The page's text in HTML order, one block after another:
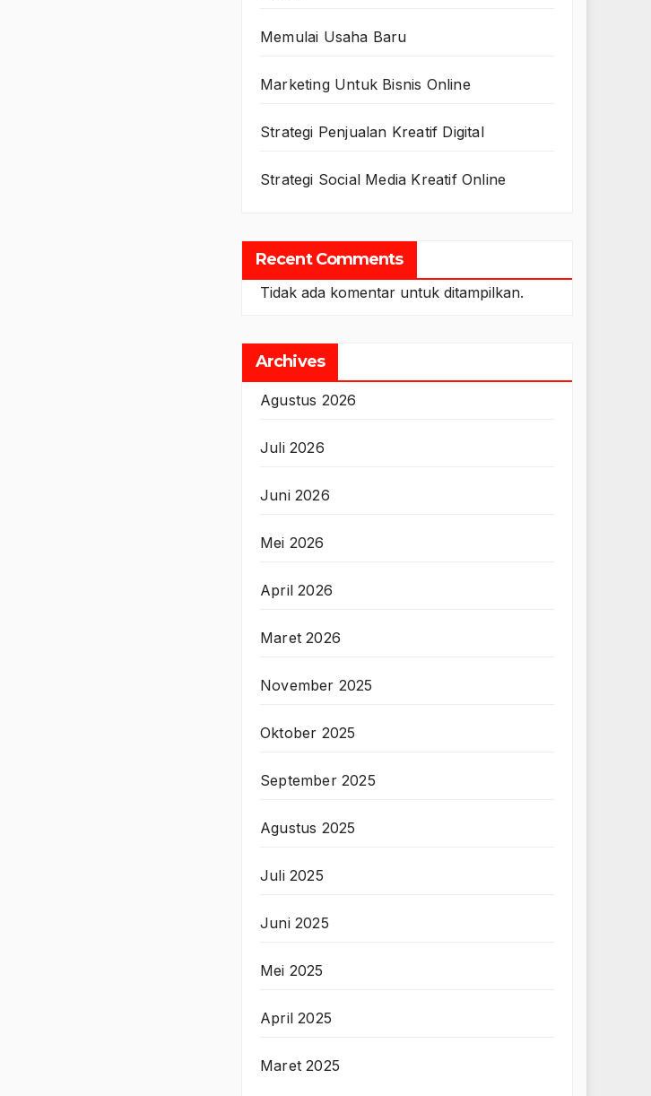
Memulai Usaha Baru
Marketing Untuk Bisnis Online
Strategi Penjualan Kreatif Digital
Strategi Social Media Kreatif Online
Recent Comments
Tidak ada komentar untuk ditampilkan.
Archives
Agustus 2026
Juli 2026
Juni 2026
Mei 2026
April 2026
Maret 2026
November 2025
Oktober 2025
September 2025
Agustus 2025
Juli 2025
Juni 2025
Mei 2025
April 2025
Maret 2025